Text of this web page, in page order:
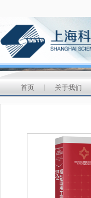
首页 | 关于我们